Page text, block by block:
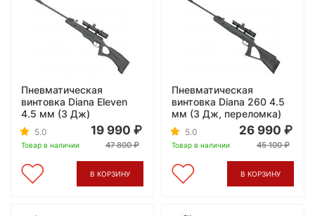
Пневматическая
винтовка Diana Eleven
4.5 мм (3 Дж)
5.0
Товар в наличии
19 990
47 800
В КОРЗИНУ
Пневматическая
винтовка Diana 260 4.5
мм (3 Дж, переломка)
5.0
Товар в наличии
26 990
45 100
В КОРЗИНУ